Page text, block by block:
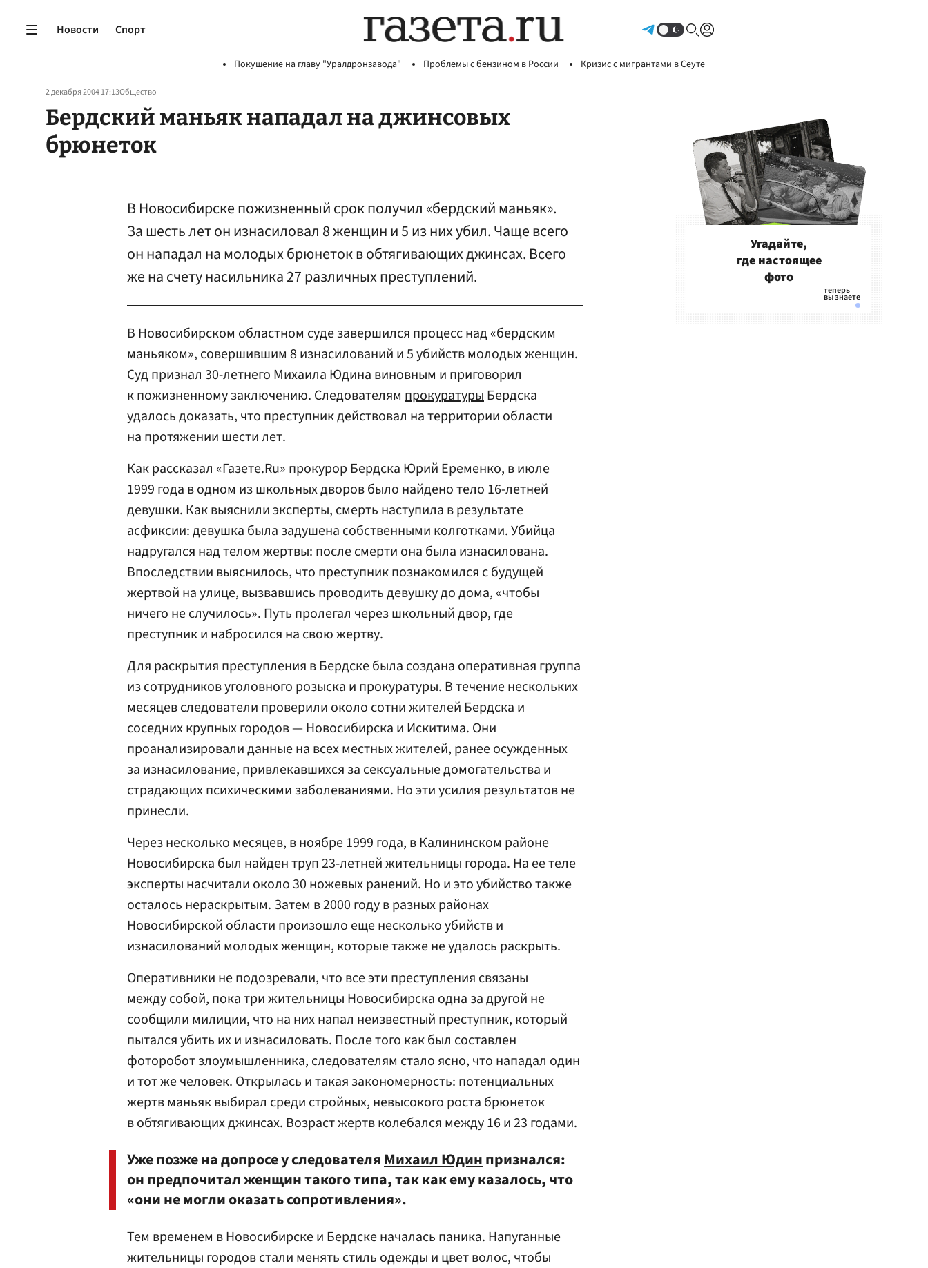
Новости Спорт
Покушение на главу "Уралдронзавода" Проблемы с бензином в России Кризис с мигрантами в Сеуте
2 декабря 2004 17:13Общество
Бердский маньяк нападал на джинсовых
брюнеток
В Новосибирске пожизненный срок получил «бердский маньяк».
За шесть лет он изнасиловал 8 женщин и 5 из них убил. Чаще всего
он нападал на молодых брюнеток в обтягивающих джинсах. Всего
же на счету насильника 27 различных преступлений.
В Новосибирском областном суде завершился процесс над «бердским
маньяком», совершившим 8 изнасилований и 5 убийств молодых женщин.
Суд признал 30-летнего Михаила Юдина виновным и приговорил
к пожизненному заключению. Следователям прокуратурыБердска
удалось доказать, что преступник действовал на территории области
на протяжении шести лет.
Как рассказал «Газете.Ru» прокурор Бердска Юрий Еременко, в июле
1999 года в одном из школьных дворов было найдено тело 16-летней
девушки. Как выяснили эксперты, смерть наступила в результате
асфиксии: девушка была задушена собственными колготками. Убийца
надругался над телом жертвы: после смерти она была изнасилована.
Впоследствии выяснилось, что преступник познакомился с будущей
жертвой на улице, вызвавшись проводить девушку до дома, «чтобы
ничего не случилось». Путь пролегал через школьный двор, где
преступник и набросился на свою жертву.
Для раскрытия преступления в Бердске была создана оперативная группа
из сотрудников уголовного розыска и прокуратуры. В течение нескольких
месяцев следователи проверили около сотни жителей Бердска и
соседних крупных городов — Новосибирска и Искитима. Они
проанализировали данные на всех местных жителей, ранее осужденных
за изнасилование, привлекавшихся за сексуальные домогательства и
страдающих психическими заболеваниями. Но эти усилия результатов не
принесли.
Через несколько месяцев, в ноябре 1999 года, в Калининском районе
Новосибирска был найден труп 23-летней жительницы города. На ее теле
эксперты насчитали около 30 ножевых ранений. Но и это убийство также
осталось нераскрытым. Затем в 2000 году в разных районах
Новосибирской области произошло еще несколько убийств и
изнасилований молодых женщин, которые также не удалось раскрыть.
Оперативники не подозревали, что все эти преступления связаны
между собой, пока три жительницы Новосибирска одна за другой не
сообщили милиции, что на них напал неизвестный преступник, который
пытался убить их и изнасиловать. После того как был составлен
фоторобот злоумышленника, следователям стало ясно, что нападал один
и тот же человек. Открылась и такая закономерность: потенциальных
жертв маньяк выбирал среди стройных, невысокого роста брюнеток
в обтягивающих джинсах. Возраст жертв колебался между 16 и 23 годами.
Уже позже на допросе у следователяМихаил Юдинпризнался:
он предпочитал женщин такого типа, так как ему казалось, что
«они не могли оказать сопротивления».
Тем временем в Новосибирске и Бердске началась паника. Напуганные
жительницы городов стали менять стиль одежды и цвет волос, чтобы
Угадайте,
где настоящее
фото